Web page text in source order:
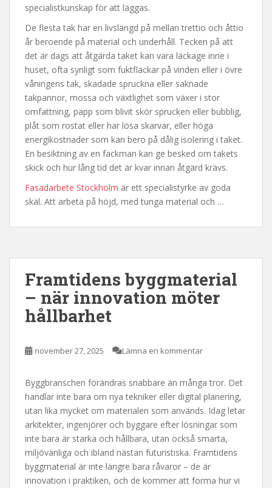
specialistkunskap för att läggas.
De flesta tak har en livslängd på mellan trettio och åttio
år beroende på material och underhåll. Tecken på att
det är dags att åtgärda taket kan vara läckage inne i
huset, ofta synligt som fuktfläckar på vinden eller i övre
våningens tak, skadade spruckna eller saknade
takpannor, mossa och växtlighet som växer i stor
omfattning, papp som blivit skör sprucken eller bubblig,
plåt som rostat eller har lösa skarvar, eller höga
energikostnader som kan bero på dålig isolering i taket.
En besiktning av en fackman kan ge besked om takets
skick och hur lång tid det är kvar innan åtgärd krävs.
Fasadarbete Stockholm är ett specialistyrke av goda
skäl. Att arbeta på höjd, med tunga material och …
Framtidens byggmaterial
– när innovation möter
hållbarhet
november 27, 2025 Lämna en kommentar
Byggbranschen förändras snabbare än många tror. Det
handlar inte bara om nya tekniker eller digital planering,
utan lika mycket om materialen som används. Idag letar
arkitekter, ingenjörer och byggare efter lösningar som
inte bara är starka och hållbara, utan också smarta,
miljövänliga och ibland nästan futuristiska. Framtidens
byggmaterial är inte längre bara råvaror – de är
innovation i praktiken, och de kommer att forma hur vi